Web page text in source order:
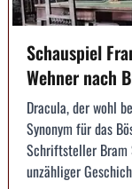
Schauspiel
Wehner nach
Dracula, der wohl
Synonym für das
Schriftsteller Bram
unzähliger